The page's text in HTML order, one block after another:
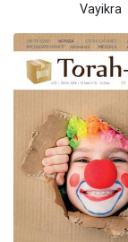
Vayikra